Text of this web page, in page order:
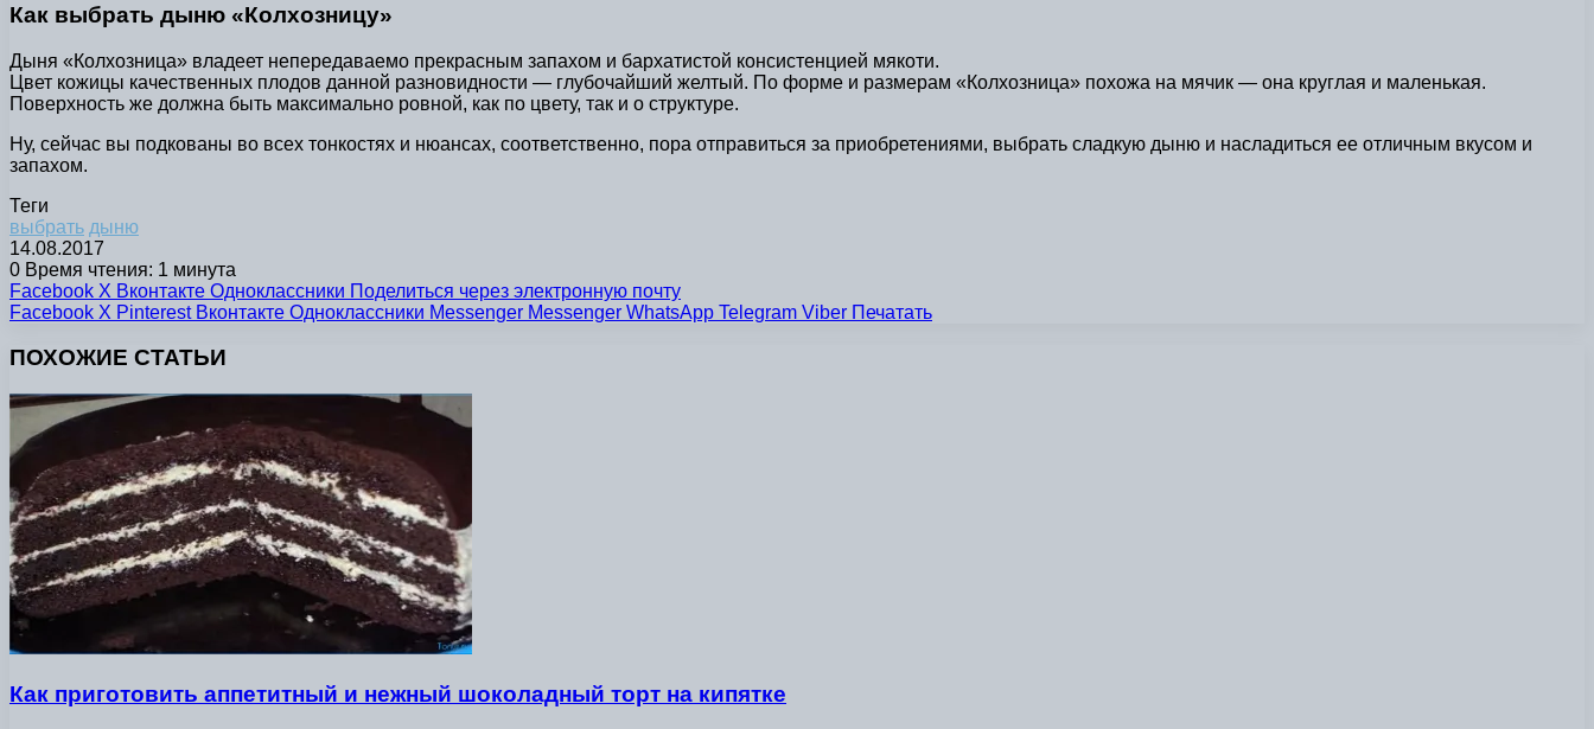
Как выбрать дыню «Колхозницу»
Дыня «Колхозница» владеет непередаваемо прекрасным запахом и бархатистой консистенцией мякоти.
Цвет кожицы качественных плодов данной разновидности — глубочайший желтый. По форме и размерам «Колхозница» похожа на мячик — она круглая и маленькая.
Поверхность же должна быть максимально ровной, как по цвету, так и о структуре.
Ну, сейчас вы подкованы во всех тонкостях и нюансах, соответственно, пора отправиться за приобретениями, выбрать сладкую дыню и насладиться ее отличным вкусом и
запахом.
Теги
выбрать дыню
14.08.2017
0 Время чтения: 1 минута
Facebook X Вконтакте Одноклассники Поделиться через электронную почту
Facebook X Pinterest Вконтакте Одноклассники Messenger Messenger WhatsApp Telegram Viber Печатать
ПОХОЖИЕ СТАТЬИ
Как приготовить аппетитный и нежный шоколадный торт на кипятке